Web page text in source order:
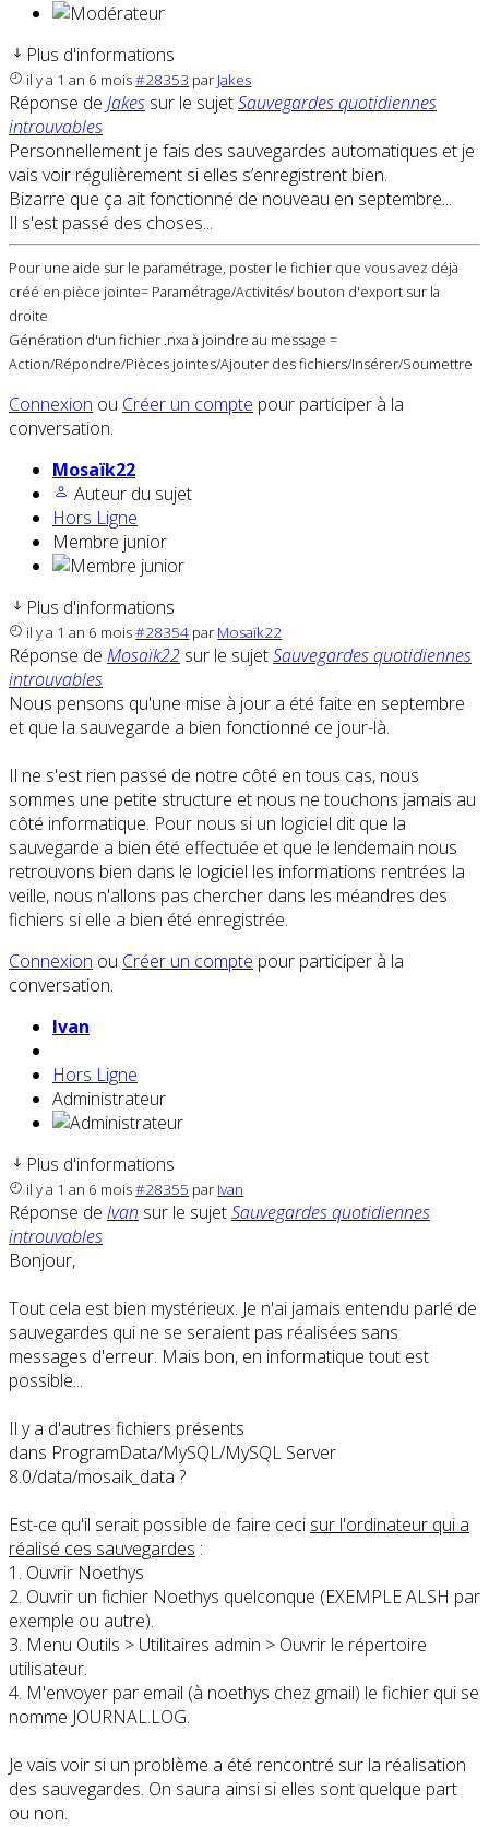
Plus d'informations
il y a 1 an 6 mois#28353 par Jakes
Réponse de Jakes sur le sujetSauvegardes quotidiennes
introuvables
Personnellement je fais des sauvegardes automatiques et je
vais voir régulièrement si elles s’enregistrent bien.
Bizarre que ça ait fonctionné de nouveau en septembre...
Il s'est passé des choses...
Pour une aide sur le paramétrage, poster le fichier que vous avez déjà
créé en pièce jointe= Paramétrage/Activités/ bouton d'export sur la
droite
Génération d'un fichier .nxa à joindre au message =
Action/Répondre/Pièces jointes/Ajouter des fichiers/Insérer/Soumettre
Connexion ou Créer un compte pour participer à la
conversation.
Mosaïk22
Auteur du sujet
Hors Ligne
Membre junior
Plus d'informations
il y a 1 an 6 mois#28354 par Mosaïk22
Réponse de Mosaïk22 sur le sujetSauvegardes quotidiennes
introuvables
Nous pensons qu'une mise à jour a été faite en septembre
et que la sauvegarde a bien fonctionné ce jour-là.
Il ne s'est rien passé de notre côté en tous cas, nous
sommes une petite structure et nous ne touchons jamais au
côté informatique. Pour nous si un logiciel dit que la
sauvegarde a bien été effectuée et que le lendemain nous
retrouvons bien dans le logiciel les informations rentrées la
veille, nous n'allons pas chercher dans les méandres des
fichiers si elle a bien été enregistrée.
Connexion ou Créer un compte pour participer à la
conversation.
Ivan
Hors Ligne
Administrateur
Plus d'informations
il y a 1 an 6 mois#28355 par Ivan
Réponse de Ivan sur le sujetSauvegardes quotidiennes
introuvables
Bonjour,
Tout cela est bien mystérieux. Je n'ai jamais entendu parlé de
sauvegardes qui ne se seraient pas réalisées sans
messages d'erreur. Mais bon, en informatique tout est
possible...
Il y a d'autres fichiers présents
dans ProgramData/MySQL/MySQL Server
8.0/data/mosaik_data ?
Est-ce qu'il serait possible de faire ceci sur l'ordinateur qui a
réalisé ces sauvegardes :
1. Ouvrir Noethys
2. Ouvrir un fichier Noethys quelconque (EXEMPLE ALSH par
exemple ou autre).
3. Menu Outils > Utilitaires admin > Ouvrir le répertoire
utilisateur.
4. M'envoyer par email (à noethys chez gmail) le fichier qui se
nomme JOURNAL.LOG.
Je vais voir si un problème a été rencontré sur la réalisation
des sauvegardes. On saura ainsi si elles sont quelque part
ou non.